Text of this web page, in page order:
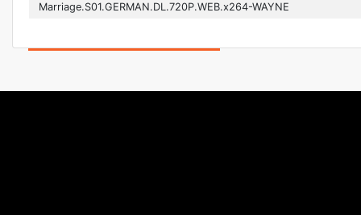
Marriage.S01.GERMAN.DL.720P.WEB.x264-WAYNE